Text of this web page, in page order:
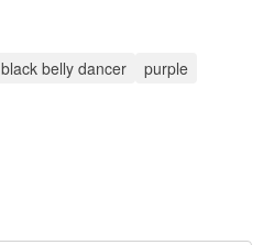
black belly dancer
purple